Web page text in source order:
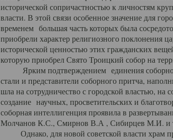
исторической сопричастностью к личностям
власти. В этой связи особенное значение для
временем большая часть которых была
приобрели характер религиозного поклонения
исторической ценностью этих гражданских
которую приобрел Свято Троицкий собор на
Ярким подтверждением единения соборной
стали и представители соборного притча,
шла на сотрудничество с городской властью, на
создание научных, просветительских и
соборная интеллигенция проявила в
Молчанов К.С., Смирнов В.А , Сибирцев М.И. и
Однако, для новой советской власти храм